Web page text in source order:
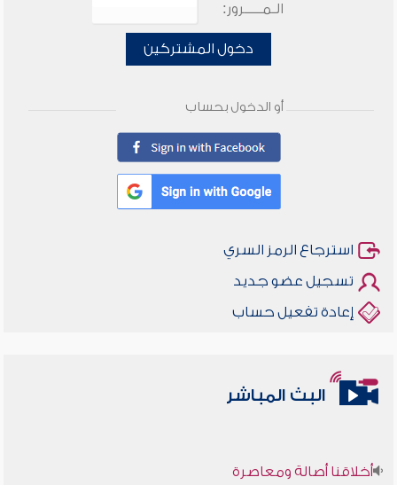
الـمـــــرور:
دخول المشتركين
أو الدخول بحساب
استرجاع الرمز السري
تسجيل عضو جديد
إعادة تفعيل حساب
البث المباشر
أخلاقنا أصالة ومعاصرة